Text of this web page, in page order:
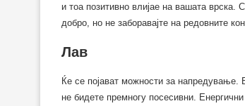
и тоа позитивно влијае на вашата
добро, но не заборавајте на редовните
Лав
Ќе се појават можности за напредување.
не бидете премногу посесивни.